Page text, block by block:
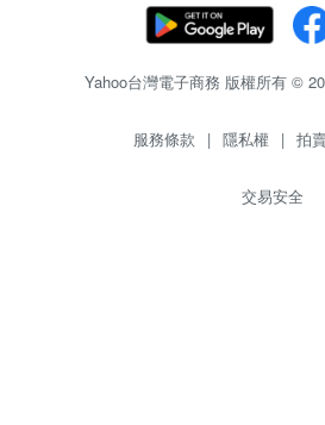
Yahoo台灣電子商務 版權所有 ©
服務條款 | 隱私權 | 拍
交易安全